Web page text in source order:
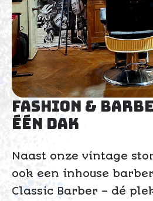
Fashion &
één dak
Naast onze vintage
ook een inhouse
Classic Barber – dé